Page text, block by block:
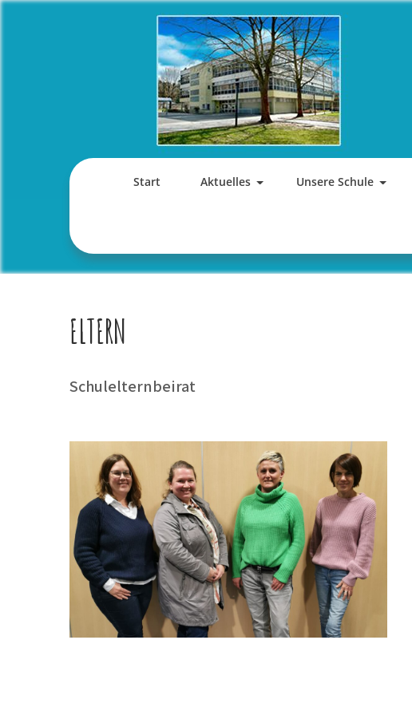
Skip
Start Aktuelles Unsere Schule
ELTERN
Schulelternbeirat